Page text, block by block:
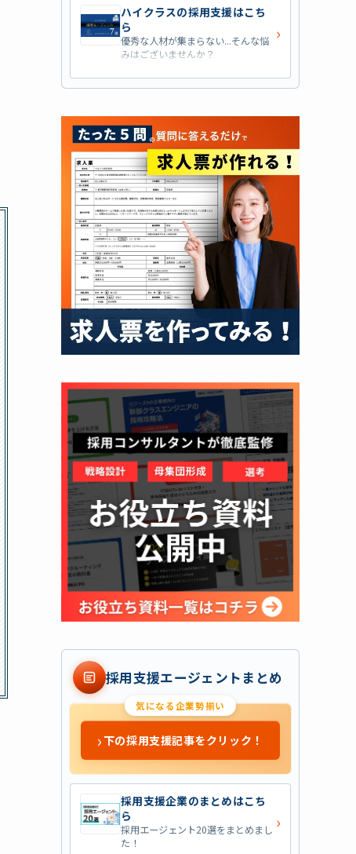
ハイクラスの採用支援はこち
ら
優秀な人材が集まらない...そんな悩
みはございませんか？
›
営業職の採用支援はこちら
した企業を七つ集めました！
外資系の採用支援はこちら
外資系企業の採用支援を行っている
会社はこちらから！
›
採用支援エージェントまとめ
気になる企業勢揃い
›下の採用支援記事をクリック！
採用支援企業のまとめはこち
ら
採用エージェント20選をまとめまし
た！
›